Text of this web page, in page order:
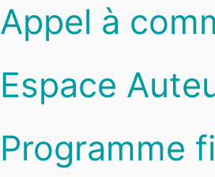
Appel à
Espace
Programme